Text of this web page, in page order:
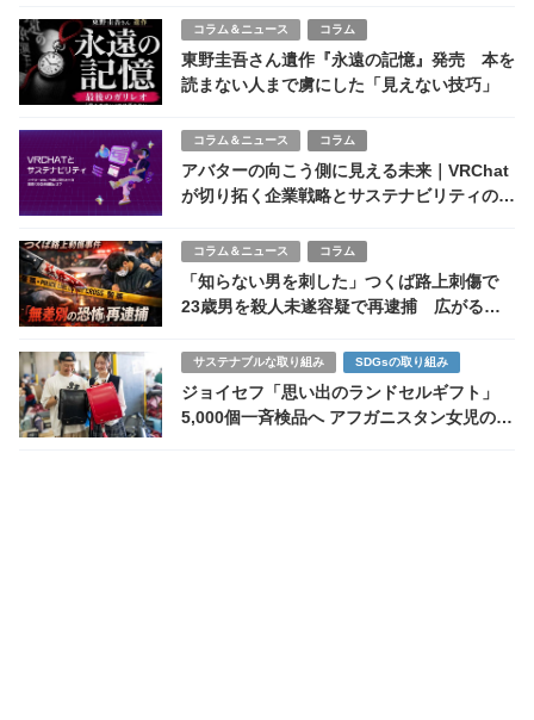
コラム＆ニュース コラム
東野圭吾さん遺作『永遠の記憶』発売 本を
読まない人まで虜にした「見えない技巧」
コラム＆ニュース コラム
アバターの向こう側に見える未来｜VRChat
が切り拓く企業戦略とサステナビリティの新
コラム＆ニュース コラム
「知らない男を刺した」つくば路上刺傷で
23歳男を殺人未遂容疑で再逮捕 広がる通
サステナブルな取り組み SDGsの取り組み
ジョイセフ「思い出のランドセルギフト」
5,000個一斉検品へ アフガニスタン女児の学